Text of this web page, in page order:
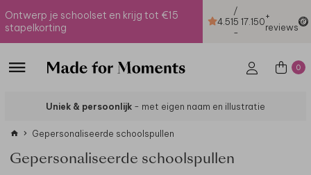
Ontwerp je schoolset en krijg tot €15
stapelkorting
4.51
/
5
-
17.150+
reviews
0
Uniek & persoonlijk - met eigen naam en illustratie
Gepersonaliseerde schoolspullen
Gepersonaliseerde schoolspullen